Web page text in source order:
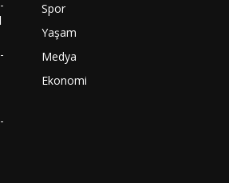
Spor
Yaşam
Medya
Ekonomi